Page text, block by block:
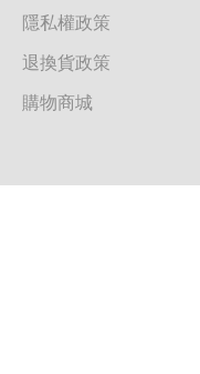
隱私權政策
退換貨政策
購物商城